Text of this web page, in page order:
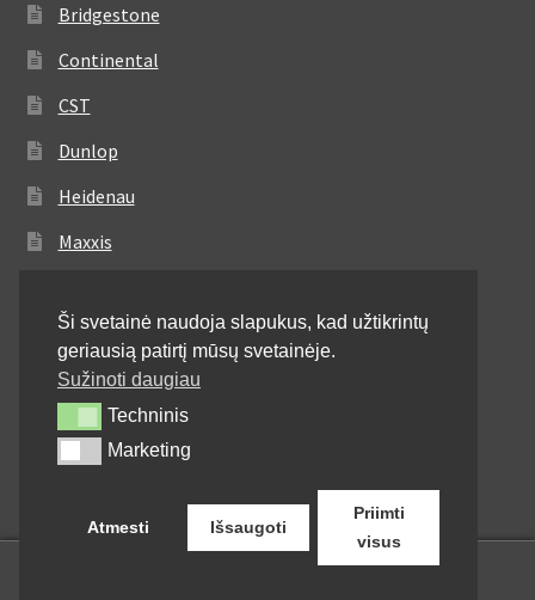
Bridgestone
Continental
CST
Dunlop
Heidenau
Maxxis
Michelin
Mitas
Pirelli
Shinko
Ši svetainė naudoja slapukus, kad užtikrintų
geriausią patirtį mūsų svetainėje.
Sužinoti daugiau
TechninisTechninis
MarketingMarketing
Atmesti Išsaugoti
Priimti
visus